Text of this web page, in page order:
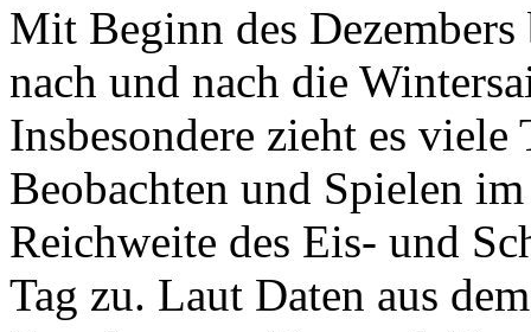
Mit Beginn des
nach und nach die
Insbesondere zieht es viele
Beobachten und Spielen
Reichweite des Eis- und
Tag zu. Laut Daten aus